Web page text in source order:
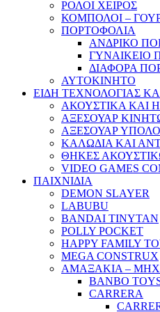
ΡΟΛΟΙ ΧΕΙΡΟΣ
ΚΟΜΠΟΛΟΙ –
ΠΟΡΤΟΦΟΛΙΑ
ΑΝΔΡΙΚΟ
ΓΥΝΑΙΚΕΙΟ
ΔΙΑΦΟΡΑ
ΑΥΤΟΚΙΝΗΤΟ
ΕΙΔΗ ΤΕΧΝΟΛΟΓΙΑΣ
ΑΚΟΥΣΤΙΚΑ ΚΑΙ
ΑΞΕΣΟΥΑΡ
ΑΞΕΣΟΥΑΡ
ΚΑΛΩΔΙΑ ΚΑΙ
ΘΗΚΕΣ
VIDEO GAMES
ΠΑΙΧΝΙΔΙΑ
DEMON SLAYER
LABUBU
BANDAI TINYTAN
POLLY POCKET
HAPPY FAMILY
MEGA CONSTRUX
ΑΜΑΞΑΚΙΑ –
BANBO
CARRERA